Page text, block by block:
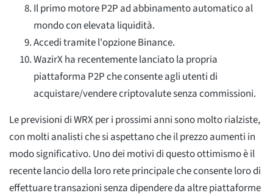
Il primo motore P2P ad abbinamento automatico al
mondo con elevata liquidità.
Accedi tramite l'opzione Binance.
WazirX ha recentemente lanciato la propria
piattaforma P2P che consente agli utenti di
acquistare/vendere criptovalute senza commissioni.
Le previsioni di WRX per i prossimi anni sono molto rialziste,
con molti analisti che si aspettano che il prezzo aumenti in
modo significativo. Uno dei motivi di questo ottimismo è il
recente lancio della loro rete principale che consente loro di
effettuare transazioni senza dipendere da altre piattaforme